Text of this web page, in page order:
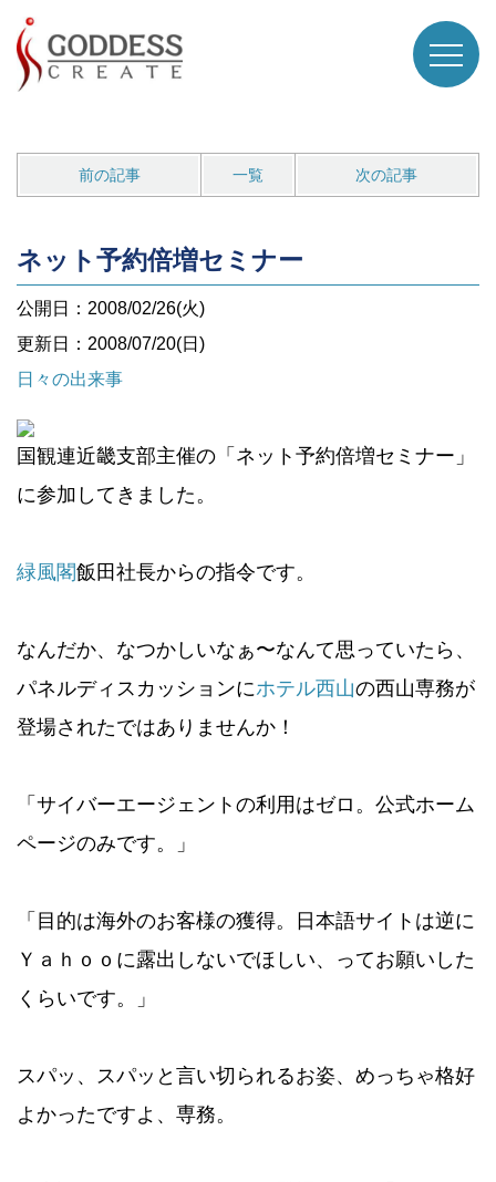
前の記事 一覧 次の記事
ネット予約倍増セミナー
公開日：2008/02/26(火)
更新日：2008/07/20(日)
日々の出来事
国観連近畿支部主催の「ネット予約倍増セミナー」
に参加してきました。
緑風閣飯田社長からの指令です。
なんだか、なつかしいなぁ〜なんて思っていたら、
パネルディスカッションにホテル西山の西山専務が
登場されたではありませんか！
「サイバーエージェントの利用はゼロ。公式ホーム
ページのみです。」
「目的は海外のお客様の獲得。日本語サイトは逆に
Ｙａｈｏｏに露出しないでほしい、ってお願いした
くらいです。」
スパッ、スパッと言い切られるお姿、めっちゃ格好
よかったですよ、専務。